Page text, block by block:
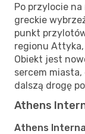
Po przylocie
greckie
punkt
regionu Attyka,
Obiekt jest
sercem
dalszą drogę
Athens
Athens